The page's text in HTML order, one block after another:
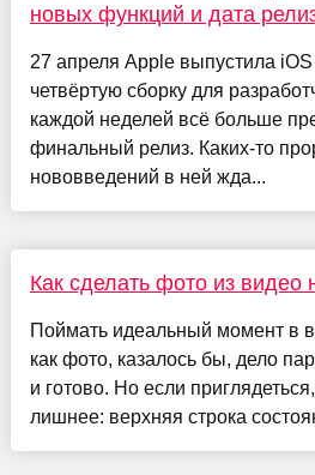
новых функций и дата
27 апреля Apple выпустила
четвёртую сборку для
каждой неделей всё больше
финальный релиз. Каких-то
нововведений в ней жда...
Как сделать фото из видео
Поймать идеальный момент в
как фото, казалось бы, дело
и готово. Но если
лишнее: верхняя строка